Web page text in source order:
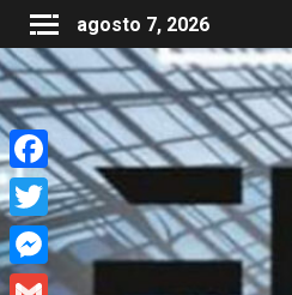
agosto 7, 2026
Facebook
Twitter
Messenger